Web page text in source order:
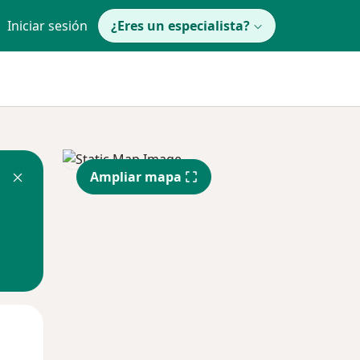
Iniciar sesión ¿Eres un especialista?
Ampliar mapa